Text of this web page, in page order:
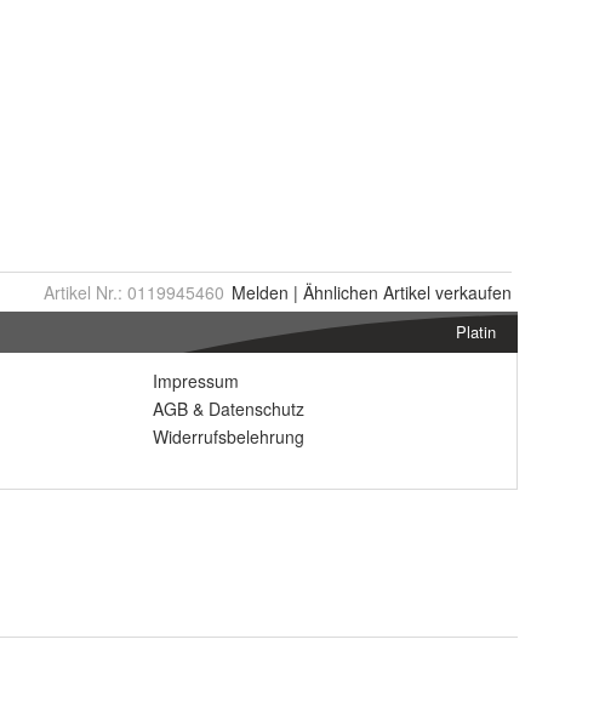
Artikel Nr.: 0119945460 Melden | Ähnlichen Artikel verkaufen
Platin
Impressum
AGB & Datenschutz
Widerrufsbelehrung